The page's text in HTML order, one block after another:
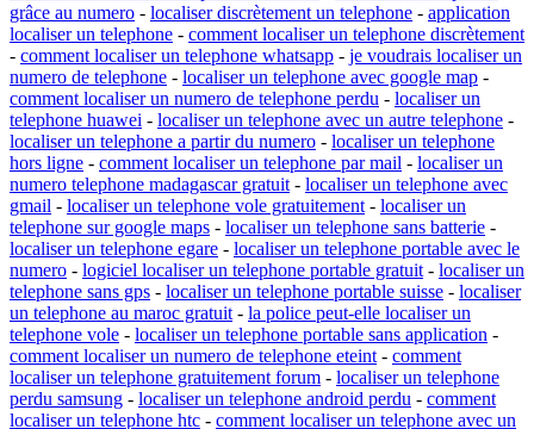
grâce au numero - localiser discrètement un telephone - application
localiser un telephone - comment localiser un telephone discrètement
- comment localiser un telephone whatsapp - je voudrais localiser un
numero de telephone - localiser un telephone avec google map -
comment localiser un numero de telephone perdu - localiser un
telephone huawei - localiser un telephone avec un autre telephone -
localiser un telephone a partir du numero - localiser un telephone
hors ligne - comment localiser un telephone par mail - localiser un
numero telephone madagascar gratuit - localiser un telephone avec
gmail - localiser un telephone vole gratuitement - localiser un
telephone sur google maps - localiser un telephone sans batterie -
localiser un telephone egare - localiser un telephone portable avec le
numero - logiciel localiser un telephone portable gratuit - localiser un
telephone sans gps - localiser un telephone portable suisse - localiser
un telephone au maroc gratuit - la police peut-elle localiser un
telephone vole - localiser un telephone portable sans application -
comment localiser un numero de telephone eteint - comment
localiser un telephone gratuitement forum - localiser un telephone
perdu samsung - localiser un telephone android perdu - comment
localiser un telephone htc - comment localiser un telephone avec un